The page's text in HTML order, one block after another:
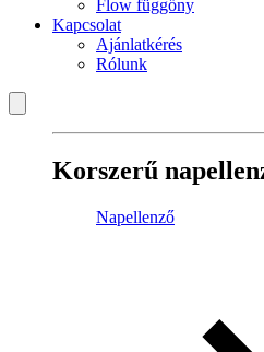
Flow függőny
Kapcsolat
Ajánlatkérés
Rólunk
Korszerű
Napellenző